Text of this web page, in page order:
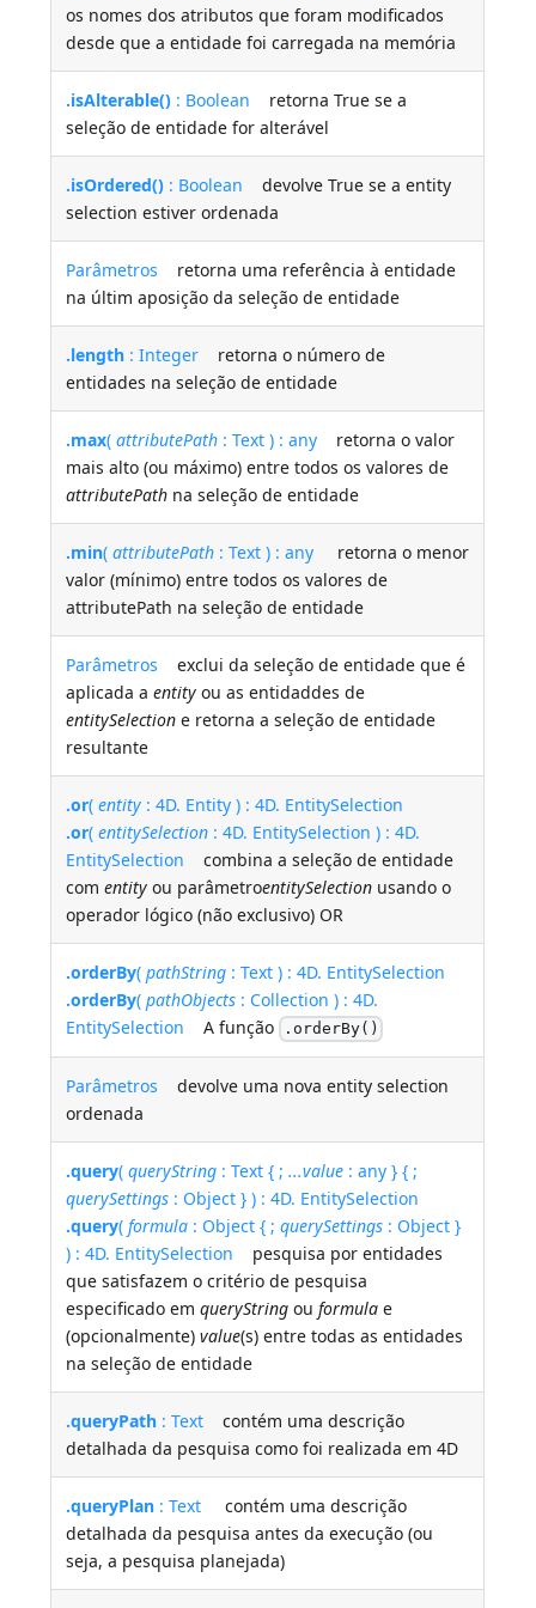
os nomes dos atributos que foram modificados
desde que a entidade foi carregada na memória
.isAlterable() : Boolean retorna True se a
seleção de entidade for alterável
.isOrdered() : Boolean devolve True se a entity
selection estiver ordenada
Parâmetros retorna uma referência à entidade
na últim aposição da seleção de entidade
.length : Integer retorna o número de
entidades na seleção de entidade
.max(attributePath : Text ) : any retorna o valor
mais alto (ou máximo) entre todos os valores de
attributePath na seleção de entidade
.min(attributePath : Text ) : any retorna o menor
valor (mínimo) entre todos os valores de
attributePath na seleção de entidade
Parâmetros exclui da seleção de entidade que é
aplicada aentity ou as entidaddes de
entitySelection e retorna a seleção de entidade
resultante
.or(entity : 4D. Entity ) : 4D. EntitySelection
.or(entitySelection : 4D. EntitySelection ) : 4D.
EntitySelection combina a seleção de entidade
comentity ou parâmetroentitySelection usando o
operador lógico (não exclusivo) OR
.orderBy(pathString : Text ) : 4D. EntitySelection
.orderBy(pathObjects : Collection ) : 4D.
EntitySelection A função .orderBy()
Parâmetros devolve uma nova entity selection
ordenada
.query(queryString : Text { ;...value : any } { ;
querySettings : Object } ) : 4D. EntitySelection
.query(formula : Object { ;querySettings : Object }
) : 4D. EntitySelection pesquisa por entidades
que satisfazem o critério de pesquisa
especificado emqueryString ouformula e
(opcionalmente)value(s) entre todas as entidades
na seleção de entidade
.queryPath : Text contém uma descrição
detalhada da pesquisa como foi realizada em 4D
.queryPlan : Text contém uma descrição
detalhada da pesquisa antes da execução (ou
seja, a pesquisa planejada)